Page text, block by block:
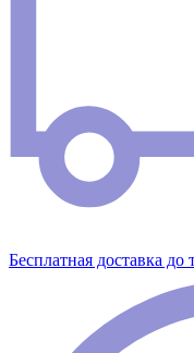
Бесплатная доставка